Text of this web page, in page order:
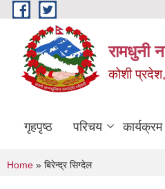
Skip to main content
रामधुनी
कोशी
गृहपृष्ठ परिचय
You are here
Home » बिरेन्द्र सिग्देल